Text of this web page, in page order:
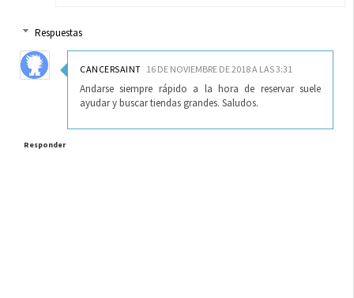
Respuestas
CANCERSAINT 16 DE NOVIEMBRE DE 2018 A LAS 3:31
Andarse siempre rápido a la hora de reservar suele
ayudar y buscar tiendas grandes. Saludos.
Responder